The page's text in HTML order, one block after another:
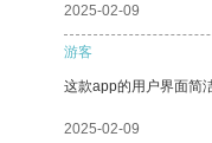
2025-02-09
游客
这款app的用户界面简
2025-02-09